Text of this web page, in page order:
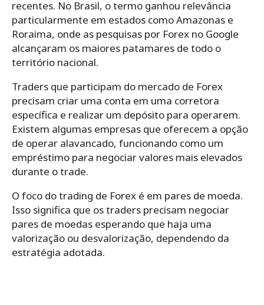
recentes. No Brasil, o termo ganhou relevância
particularmente em estados como Amazonas e
Roraima, onde as pesquisas por Forex no Google
alcançaram os maiores patamares de todo o
território nacional.
Traders que participam do mercado de Forex
precisam criar uma conta em uma corretora
específica e realizar um depósito para operarem.
Existem algumas empresas que oferecem a opção
de operar alavancado, funcionando como um
empréstimo para negociar valores mais elevados
durante o trade.
O foco do trading de Forex é em pares de moeda.
Isso significa que os traders precisam negociar
pares de moedas esperando que haja uma
valorização ou desvalorização, dependendo da
estratégia adotada.